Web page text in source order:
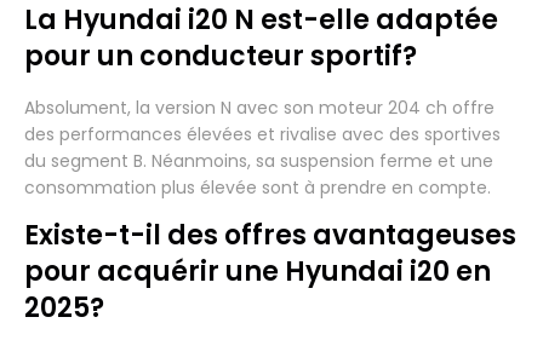
La Hyundai i20 N est-elle adaptée
pour un conducteur sportif?
Absolument, la version N avec son moteur 204 ch offre
des performances élevées et rivalise avec des sportives
du segment B. Néanmoins, sa suspension ferme et une
consommation plus élevée sont à prendre en compte.
Existe-t-il des offres avantageuses
pour acquérir une Hyundai i20 en
2025?